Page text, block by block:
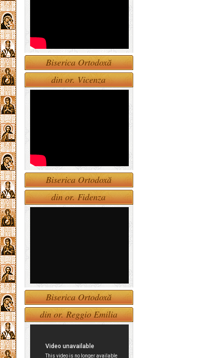
Biserica Ortodoxă
din or. Vicenza
Biserica Ortodoxă
din or. Fidenza
Biserica Ortodoxă
din or. Reggio Emilia